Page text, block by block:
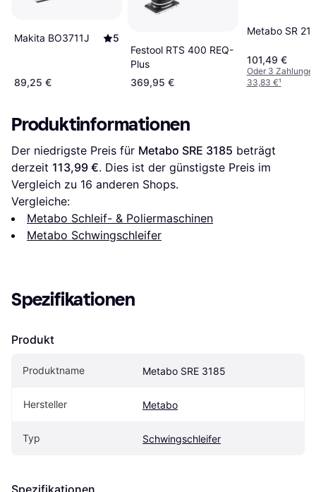
Makita BO3711J 5
89,25 €
Festool RTS 400 REQ-
Plus
369,95 €
Metabo SR
101,49 €
Oder 3
33,83 €¹
Produktinformationen
Der niedrigste Preis für Metabo SRE 3185 beträgt
derzeit 113,99 €. Dies ist der günstigste Preis im
Vergleich zu 16 anderen Shops.
Vergleiche:
Metabo Schleif- & Poliermaschinen
Metabo Schwingschleifer
Spezifikationen
Produkt
Produktname Metabo SRE 3185
Hersteller Metabo
Typ Schwingschleifer
Spezifikationen